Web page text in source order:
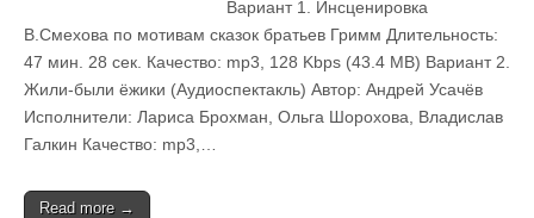
Вариант 1. Инсценировка
В.Смехова по мотивам сказок братьев Гримм Длительность:
47 мин. 28 сек. Качество: mp3, 128 Kbps (43.4 MB) Вариант 2.
Жили-были ёжики (Аудиоспектакль) Автор: Андрей Усачёв
Исполнители: Лариса Брохман, Ольга Шорохова, Владислав
Галкин Качество: mp3,…
Read more →